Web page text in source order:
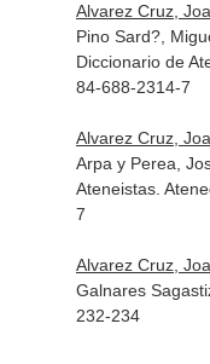
Alvarez Cruz,
Pino Sard?,
Diccionario de
84-688-2314-7
Alvarez Cruz,
Arpa y Perea,
Ateneistas.
7
Alvarez Cruz,
Galnares
232-234